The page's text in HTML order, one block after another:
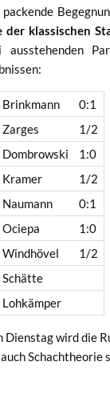
packende
der klassischen
ausstehenden
Brinkmann
0:1
Zarges
1/2
Dombrowski
1:0
Kramer
1/2
Naumann
0:1
Ociepa
1:0
Windhövel
1/2
Schätte
Lohkämper
Dienstag wird die
Schachtheorie